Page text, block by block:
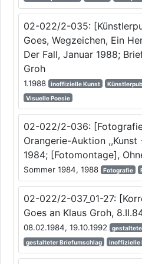
02-022/2-035:
Goes, Wegzeichen, Ein
Der Fall, Januar 1988;
Groh
1.1988 inoffizielle Kunst
Visuelle Poesie
02-022/2-036:
Orangerie-Auktion ,,Kunst
1984; [Fotomontage],
Sommer 1984, 1988 Fotografie
02-022/2-037_01-27:
Goes an Klaus Groh,
08.02.1984, 19.10.1992
gestalteter Briefumschlag
inoffizielle